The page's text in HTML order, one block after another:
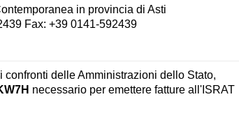
in provincia di Asti
Fax: +39 0141-592439
confronti delle Amministrazioni dello Stato,
necessario per emettere fatture all'ISRAT